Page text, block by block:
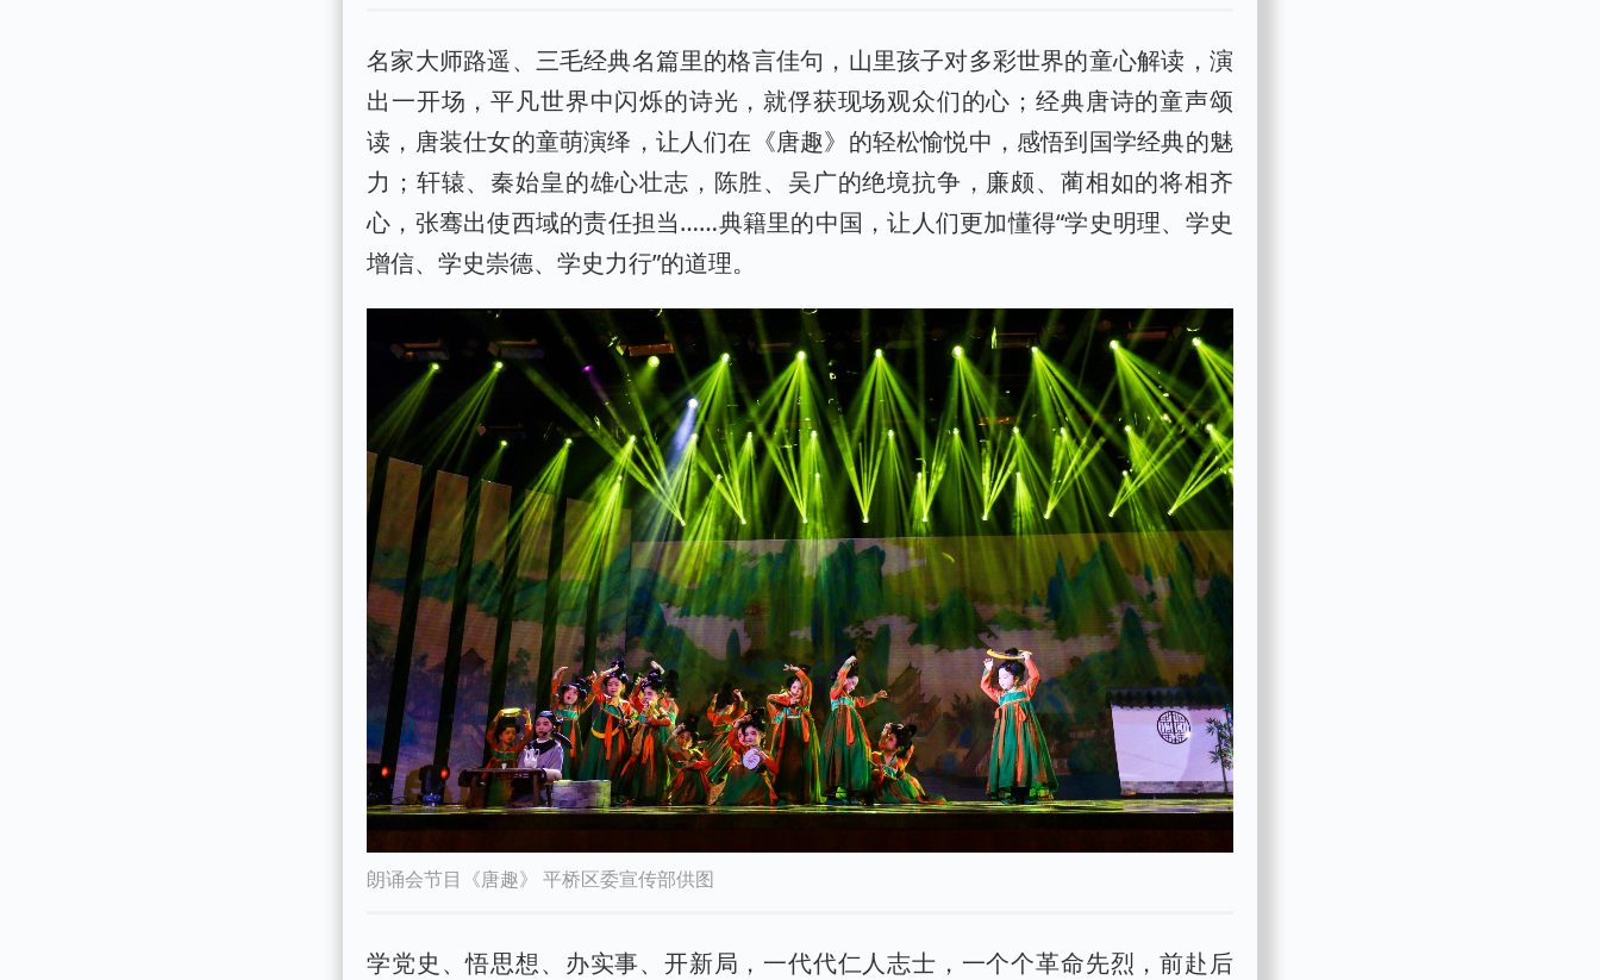
名家大师路遥、三毛经典名篇里的格言佳句，山里孩子对多彩世界的童心解读，演
出一开场，平凡世界中闪烁的诗光，就俘获现场观众们的心；经典唐诗的童声颂
读，唐装仕女的童萌演绎，让人们在《唐趣》的轻松愉悦中，感悟到国学经典的魅
力；轩辕、秦始皇的雄心壮志，陈胜、吴广的绝境抗争，廉颇、蔺相如的将相齐
心，张骞出使西域的责任担当……典籍里的中国，让人们更加懂得“学史明理、学史
增信、学史崇德、学史力行”的道理。
朗诵会节目《唐趣》 平桥区委宣传部供图
学党史、悟思想、办实事、开新局，一代代仁人志士，一个个革命先烈，前赴后